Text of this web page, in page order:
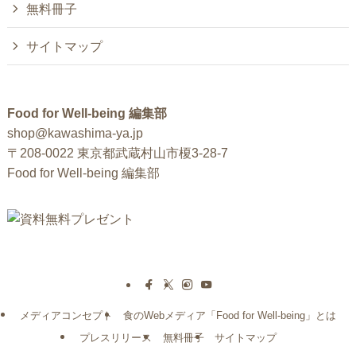
無料冊子
サイトマップ
Food for Well-being 編集部
shop@kawashima-ya.jp
〒208-0022 東京都武蔵村山市榎3-28-7
Food for Well-being 編集部
メディアコンセプト
食のWebメディア「Food for Well-being」とは
プレスリリース
無料冊子 サイトマップ